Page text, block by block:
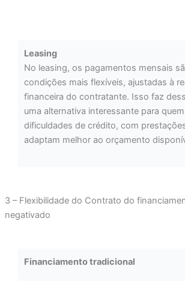
Leasing
No leasing, os pagamentos mensais
condições mais flexíveis, ajustadas à
financeira do contratante. Isso faz
uma alternativa interessante para
dificuldades de crédito, com
adaptam melhor ao orçamento
3 – Flexibilidade do Contrato do
negativado
Financiamento tradicional